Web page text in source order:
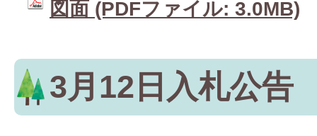
図面 (PDFファイル: 3.0MB)
3月12日入札公告